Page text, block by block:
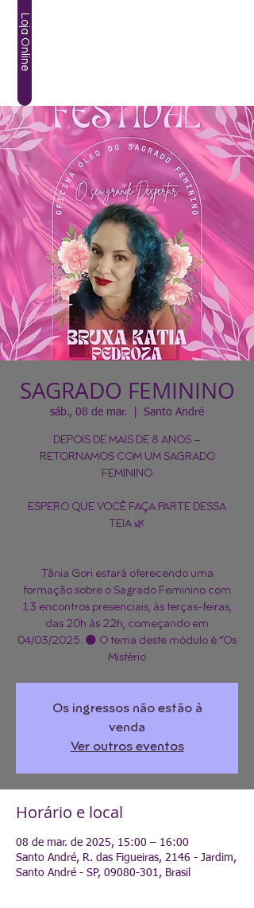
Loja Online
SAGRADO FEMININO
sáb., 08 de mar. Santo André
DEPOIS DE MAIS DE 8 ANOS –
RETORNAMOS COM UM SAGRADO
FEMININO
ESPERO QUE VOCÊ FAÇA PARTE DESSA
TEIA 🌿
Tânia Gori estará oferecendo uma
formação sobre o Sagrado Feminino com
13 encontros presenciais, às terças-feiras,
das 20h às 22h, começando em
04/03/2025. 🌑 O tema deste módulo é “Os
Mistério
Os ingressos não estão à
venda
Ver outros eventos
Horário e local
08 de mar. de 2025, 15:00 – 16:00
Santo André, R. das Figueiras, 2146 - Jardim,
Santo André - SP, 09080-301, Brasil